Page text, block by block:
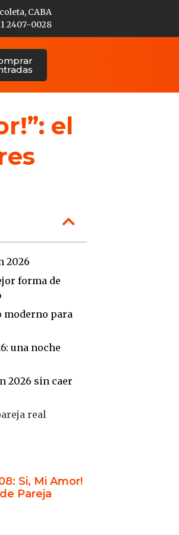
CABA
2407-0028
el
2026
forma de
moderno para
una noche
2026 sin caer
real
en escena
amor
Si, Mi Amor!
Pareja